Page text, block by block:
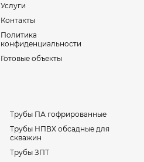
Услуги
Контакты
Политика
конфиденциальности
Готовые объекты
Трубы ПА гофрированные
Трубы НПВХ обсадные для
скважин
Трубы ЗПТ